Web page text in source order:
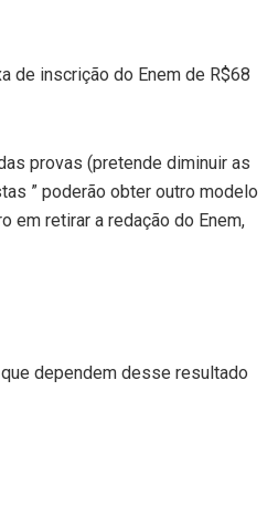
de inscrição do Enem de R$68
provas (pretende diminuir as
” poderão obter outro modelo
em retirar a redação do Enem,
dependem desse resultado